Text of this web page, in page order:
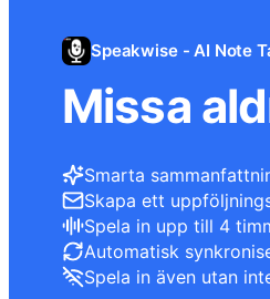
Speakwise - AI Note
Missa
Smarta
Skapa ett
Spela in upp till 4
Automatisk
Spela in även utan